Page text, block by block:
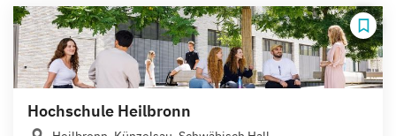
Hochschule Heilbronn